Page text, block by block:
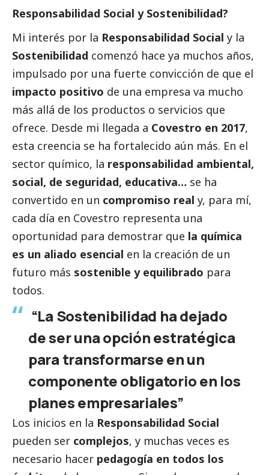
Responsabilidad Social y Sostenibilidad?
Mi interés por la Responsabilidad Social y la
Sostenibilidad comenzó hace ya muchos años,
impulsado por una fuerte convicción de que el
impacto positivo de una empresa va mucho
más allá de los productos o servicios que
ofrece. Desde mi llegada a Covestro en 2017,
esta creencia se ha fortalecido aún más. En el
sector químico, la responsabilidad ambiental,
social, de seguridad, educativa… se ha
convertido en un compromiso real y, para mí,
cada día en Covestro representa una
oportunidad para demostrar que la química
es un aliado esencial en la creación de un
futuro más sostenible y equilibrado para
todos.
“La Sostenibilidad ha dejado
de ser una opción estratégica
para transformarse en un
componente obligatorio en los
planes empresariales”
Los inicios en la Responsabilidad Social
pueden ser complejos, y muchas veces es
necesario hacer pedagogía en todos los